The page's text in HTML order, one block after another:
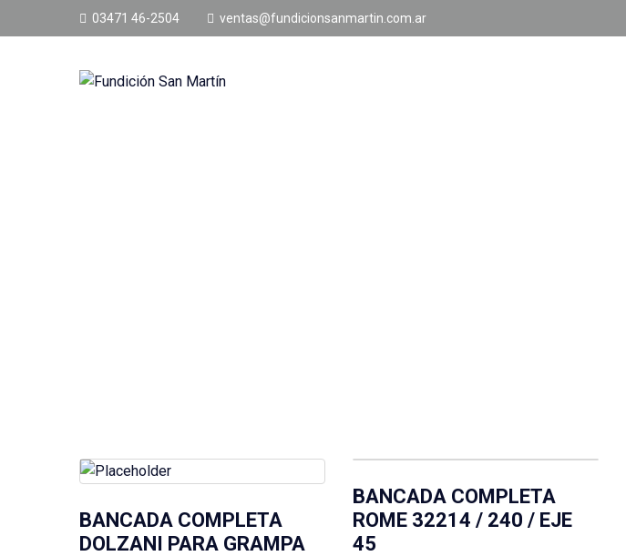
03471 46-2504 ventas@fundicionsanmartin.com.ar
BANCADA COMPLETA
DOLZANI PARA GRAMPA
BANCADA COMPLETA
ROME 32214 / 240 / EJE
45